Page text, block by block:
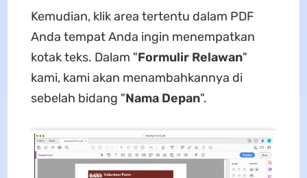
Kemudian, klik area tertentu dalam PDF
Anda tempat Anda ingin menempatkan
kotak teks. Dalam "Formulir Relawan"
kami, kami akan menambahkannya di
sebelah bidang "Nama Depan".